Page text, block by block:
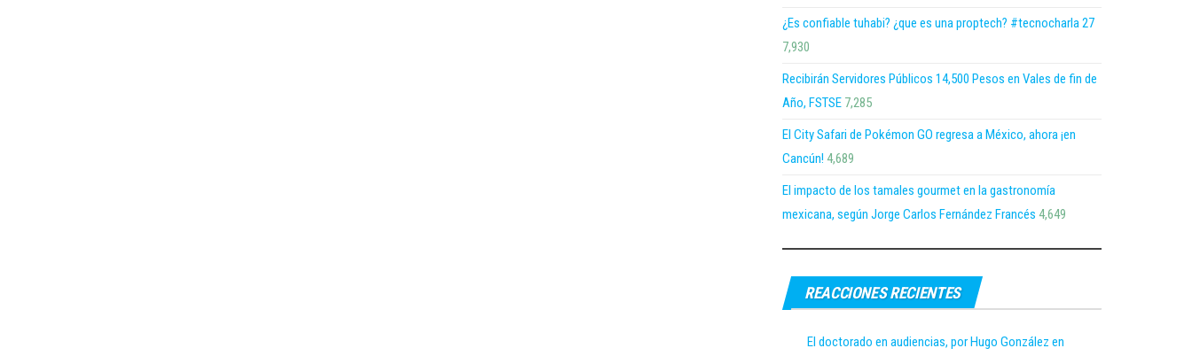
¿Es confiable tuhabi? ¿que es una proptech? #tecnocharla 27
7,930
Recibirán Servidores Públicos 14,500 Pesos en Vales de fin de
Año, FSTSE 7,285
El City Safari de Pokémon GO regresa a México, ahora ¡en
Cancún! 4,689
El impacto de los tamales gourmet en la gastronomía
mexicana, según Jorge Carlos Fernández Francés 4,649
REACCIONES RECIENTES
El doctorado en audiencias, por Hugo González en